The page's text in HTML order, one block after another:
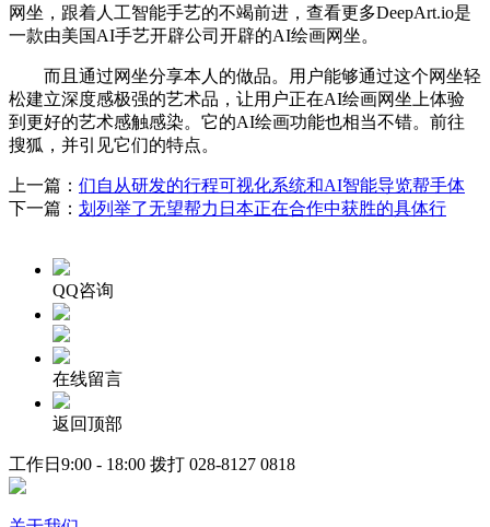
网坐，跟着人工智能手艺的不竭前进，查看更多DeepArt.io是
一款由美国AI手艺开辟公司开辟的AI绘画网坐。
而且通过网坐分享本人的做品。用户能够通过这个网坐轻
松建立深度感极强的艺术品，让用户正在AI绘画网坐上体验
到更好的艺术感触感染。它的AI绘画功能也相当不错。前往
搜狐，并引见它们的特点。
上一篇： 们自从研发的行程可视化系统和AI智能导览帮手体
下一篇： 划列举了无望帮力日本正在合作中获胜的具体行
QQ咨询
在线留言
返回顶部
工作日9:00 - 18:00 拨打 028-8127 0818